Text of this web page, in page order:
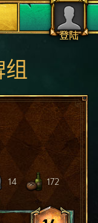
登陆
14 172